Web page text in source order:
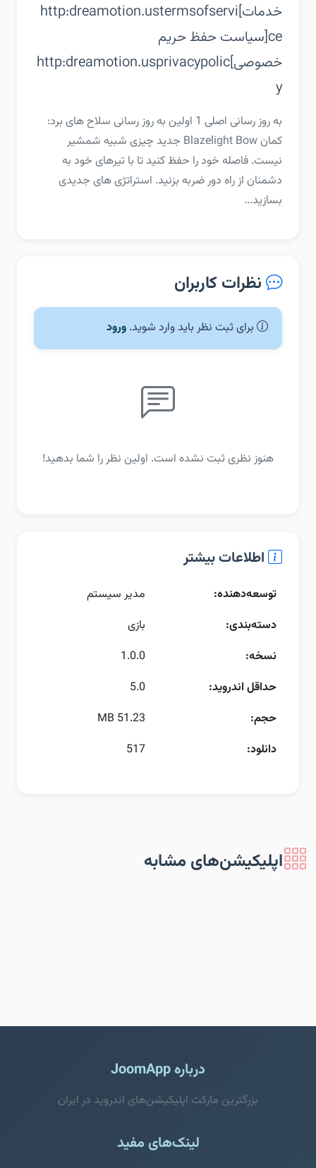
خدمات]‏http:dreamotion.ustermsofservi
ce‏[سیاست حفظ حریم
خصوصی]‏http:dreamotion.usprivacypolic
y
‏‏به روز رسانی اصلی 1 اولین به روز رسانی سلاح های برد:
کمان‏ Blazelight Bow جدید چیزی شبیه شمشیر
نیست. فاصله خود را حفظ کنید تا با تیرهای خود به
دشمنان از راه دور ضربه بزنید. استراتژی های جدیدی
بسازید...
نظرات کاربران
برای ثبت نظر باید وارد شوید. ورود
هنوز نظری ثبت نشده است. اولین نظر را شما بدهید!
اطلاعات بیشتر
توسعه‌دهنده:
مدیر سیستم
دسته‌بندی:
بازی
نسخه:
1.0.0
حداقل اندروید:
5.0
حجم:
51.23 MB
دانلود:
517
اپلیکیشن‌های مشابه
درباره JoomApp
بزرگترین مارکت اپلیکیشن‌های اندروید در ایران
لینک‌های مفید